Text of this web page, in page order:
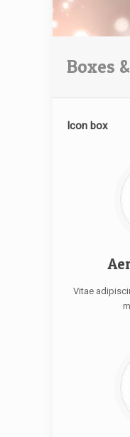
Boxes
Icon box
Vitae